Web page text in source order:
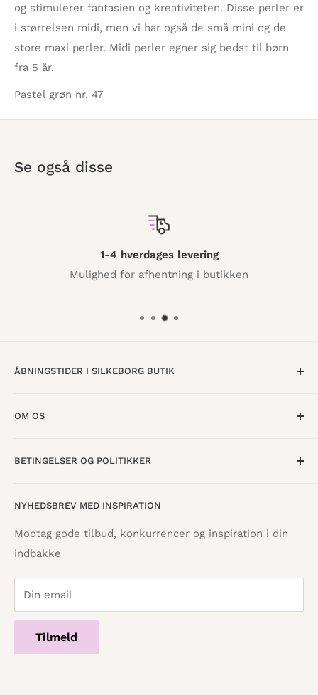
og stimulerer fantasien og kreativiteten. Disse perler er
i størrelsen midi, men vi har også de små mini og de
store maxi perler. Midi perler egner sig bedst til børn
fra 5 år.
Pastel grøn nr. 47
Se også disse
1-4 hverdages levering
Mulighed for afhentning i butikken
ÅBNINGSTIDER I SILKEBORG BUTIK
Fredag · 10:00 - 18:00
Vestergade 8
Tlf.: 86 82 09 25
Telefontid hverdage · 10:00 - 17:00
OM OS
Find butik
BETINGELSER OG POLITIKKER
Tilbagebetalingspolitik
Cookie- og privatlivspolitik
Servicevilkår
NYHEDSBREV MED INSPIRATION
Modtag gode tilbud, konkurrencer og inspiration i din
indbakke
Din email
Tilmeld